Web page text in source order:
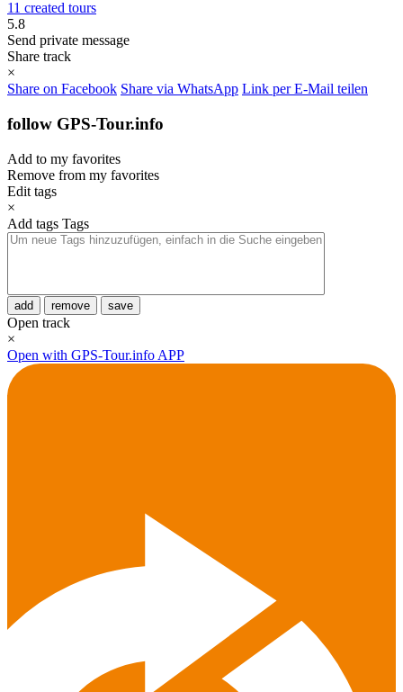
11 created tours
5.8
Send private message
Share track
×
Share on Facebook Share via WhatsApp Link per E-Mail teilen
follow GPS-Tour.info
Add to my favorites
Remove from my favorites
Edit tags
×
Add tags Tags
add remove save
Open track
×
Open with GPS-Tour.info APP